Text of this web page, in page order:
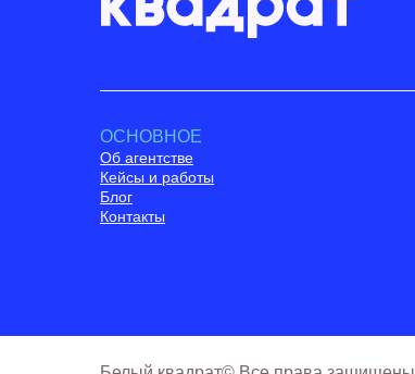
ОСНОВНОЕ
Об агентстве
Кейсы и работы
Блог
Контакты